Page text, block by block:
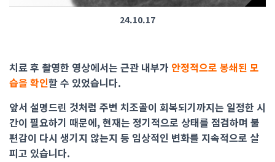
24.10.17
치료 후 촬영한 영상에서는 근관 내부가 안정적으로 봉쇄된 모
습을 확인할 수 있었습니다.
앞서 설명드린 것처럼 주변 치조골이 회복되기까지는 일정한 시
간이 필요하기 때문에, 현재는 정기적으로 상태를 점검하며 불
편감이 다시 생기지 않는지 등 임상적인 변화를 지속적으로 살
피고 있습니다.